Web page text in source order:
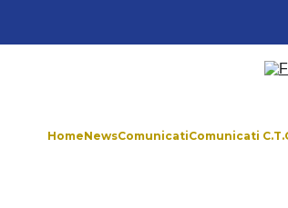
HomeNewsComunicatiComunicati C.T.